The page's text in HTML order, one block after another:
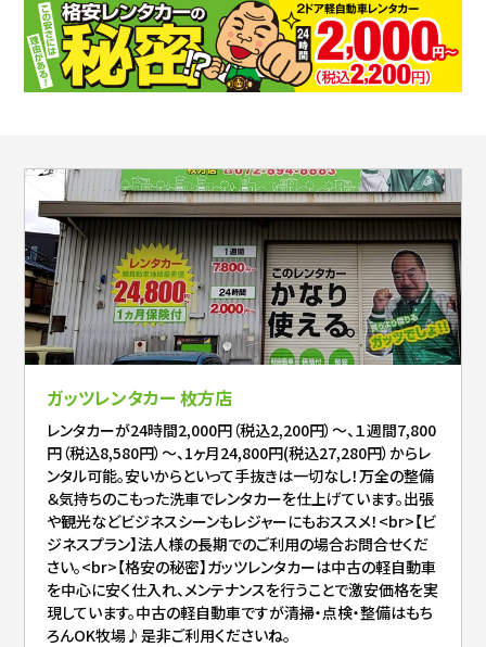
ガッツレンタカー 枚方店
レンタカーが24時間2,000円（税込2,200円）～、１週間7,800
円（税込8,580円）～、1ヶ月24,800円(税込27,280円）からレ
ンタル可能。安いからといって手抜きは一切なし！万全の整備
＆気持ちのこもった洗車でレンタカーを仕上げています。出張
や観光などビジネスシーンもレジャーにもおススメ！<br>【ビ
ジネスプラン】法人様の長期でのご利用の場合お問合せくだ
さい。<br>【格安の秘密】ガッツレンタカーは中古の軽自動車
を中心に安く仕入れ、メンテナンスを行うことで激安価格を実
現しています。中古の軽自動車ですが清掃・点検・整備はもち
ろんOK牧場♪是非ご利用くださいね。